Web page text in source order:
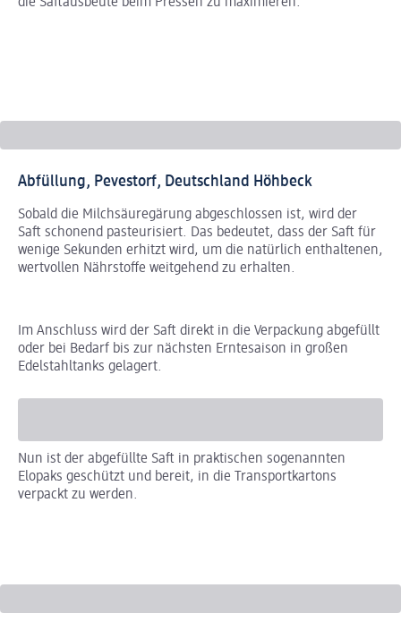
Abfüllung, Pevestorf, Deutschland Höhbeck
Sobald die Milchsäuregärung abgeschlossen ist, wird der
Saft schonend pasteurisiert. Das bedeutet, dass der Saft für
wenige Sekunden erhitzt wird, um die natürlich enthaltenen,
wertvollen Nährstoffe weitgehend zu erhalten.
Im Anschluss wird der Saft direkt in die Verpackung abgefüllt
oder bei Bedarf bis zur nächsten Erntesaison in großen
Edelstahltanks gelagert.
Nun ist der abgefüllte Saft in praktischen sogenannten
Elopaks geschützt und bereit, in die Transportkartons
verpackt zu werden.